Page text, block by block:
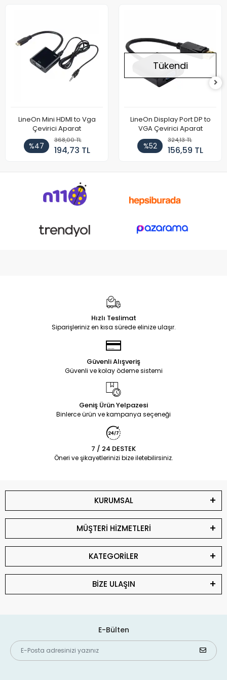
LineOn Mini HDMI to Vga
Çevirici Aparat
%47
368,00 TL
194,73 TL
Tükendi
LineOn Display Port DP to
VGA Çevirici Aparat
%52
324,13 TL
156,59 TL
Hızlı Teslimat
Siparişleriniz en kısa sürede elinize ulaşır.
Güvenli Alışveriş
Güvenli ve kolay ödeme sistemi
Geniş Ürün Yelpazesi
Binlerce ürün ve kampanya seçeneği
7 / 24 DESTEK
Öneri ve şikayetlerinizi bize iletebilirsiniz.
KURUMSAL
MÜŞTERİ HİZMETLERİ
KATEGORİLER
BİZE ULAŞIN
E-Bülten